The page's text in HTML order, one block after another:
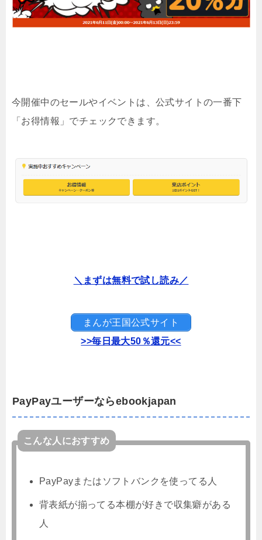
今開催中のセールやイベントは、公式サイトの一番下
「お得情報」でチェックできます。
＼まずは無料で試し読み／
まんが王国公式サイト
>>毎日最大50％還元<<
PayPayユーザーならebookjapan
こんな人におすすめ
PayPayまたはソフトバンクを使ってる人
背表紙が揃ってる本棚が好きで収集癖がある
人